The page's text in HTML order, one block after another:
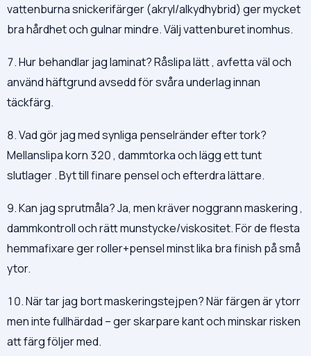
vattenburna snickerifärger (akryl/alkydhybrid) ger mycket
bra hårdhet och gulnar mindre. Välj vattenburet inomhus.
7. Hur behandlar jag laminat? Råslipa lätt , avfetta väl och
använd häftgrund avsedd för svåra underlag innan
täckfärg.
8. Vad gör jag med synliga penselränder efter tork?
Mellanslipa korn 320 , dammtorka och lägg ett tunt
slutlager . Byt till finare pensel och efterdra lättare.
9. Kan jag sprutmåla? Ja, men kräver noggrann maskering ,
dammkontroll och rätt munstycke/viskositet. För de flesta
hemmafixare ger roller+pensel minst lika bra finish på små
ytor.
10. När tar jag bort maskeringstejpen? När färgen är ytorr
men inte fullhärdad – ger skarpare kant och minskar risken
att färg följer med.